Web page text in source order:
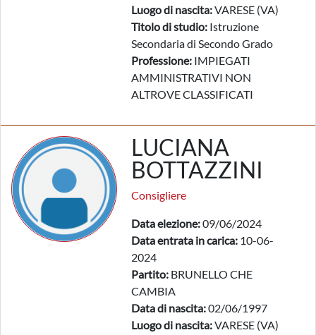
Luogo di nascita:VARESE (VA)
Titolo di studio: Istruzione
Secondaria di Secondo Grado
Professione: IMPIEGATI
AMMINISTRATIVI NON
ALTROVE CLASSIFICATI
LUCIANA
BOTTAZZINI
Consigliere
Data elezione:09/06/2024
Data entrata in carica: 10-06-
2024
Partito: BRUNELLO CHE
CAMBIA
Data di nascita:02/06/1997
Luogo di nascita:VARESE (VA)